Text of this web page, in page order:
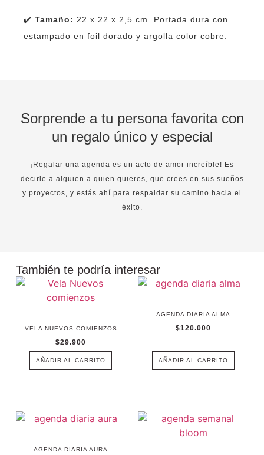
✔️ Tamaño: 22 x 22 x 2,5 cm. Portada dura con
estampado en foil dorado y argolla color cobre.
Sorprende a tu persona favorita con
un regalo único y especial
¡Regalar una agenda es un acto de amor increíble! Es
decirle a alguien a quien quieres, que crees en sus sueños
y proyectos, y estás ahí para respaldar su camino hacia el
éxito.
También te podría interesar
VELA NUEVOS COMIENZOS
$29.900
AÑADIR AL CARRITO
AGENDA DIARIA ALMA
$120.000
AÑADIR AL CARRITO
AGENDA DIARIA AURA